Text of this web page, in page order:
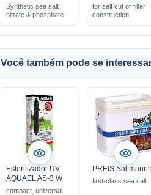
Synthetic sea salt
nitrate & phosphate
for self cut or filter
construction
Você também pode se
Esterilizador UV
AQUAEL AS-3 W
compact, universal
PREIS Sal
first-class sea salt